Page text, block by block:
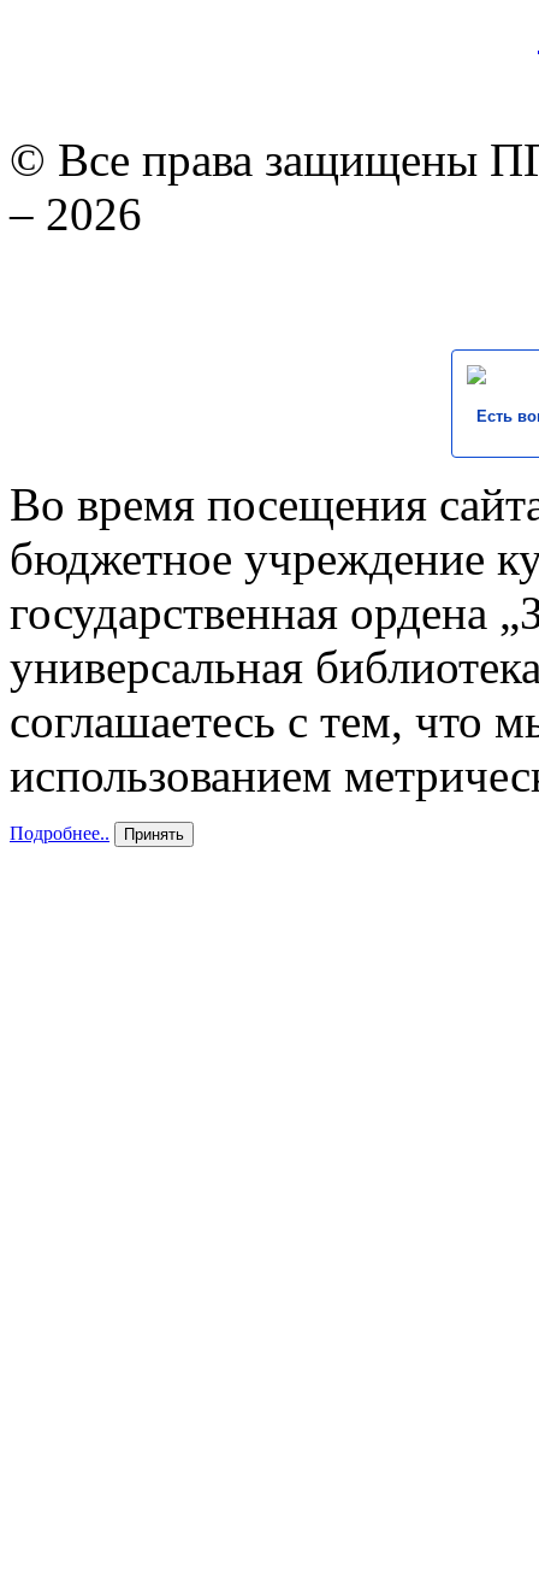
© Все права защищены
– 2026
Есть
Во время посещения
бюджетное учреждение
государственная ордена
универсальная
соглашаетесь с тем, что
использованием
Подробнее.. Принять